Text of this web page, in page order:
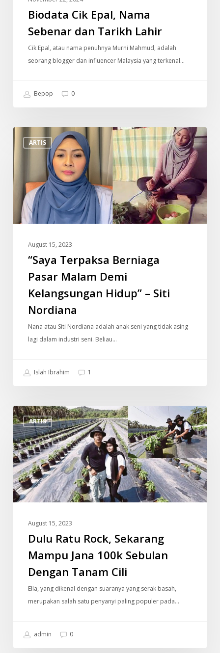
Biodata Cik Epal, Nama
Sebenar dan Tarikh Lahir
Cik Epal, atau nama penuhnya Murni Mahmud, adalah
seorang blogger dan influencer Malaysia yang terkenal…
Bepop 0
ARTIS
“Saya
Terpaksa
Berniaga
Malam
Demi
Kelangsungan
Hidup”
Nordiana
August 15, 2023
“Saya Terpaksa Berniaga
Pasar Malam Demi
Kelangsungan Hidup” – Siti
Nordiana
Nana atau Siti Nordiana adalah anak seni yang tidak asing
lagi dalam industri seni. Beliau…
Islah Ibrahim 1
ARTIS
Dulu
Ratu
Rock,
Sekarang
Mampu
Jana
100k
Sebulan
TanamAugust 15, 2023
Dulu Ratu Rock, Sekarang
Mampu Jana 100k Sebulan
Dengan Tanam Cili
Ella, yang dikenal dengan suaranya yang serak basah,
merupakan salah satu penyanyi paling populer pada…
admin 0